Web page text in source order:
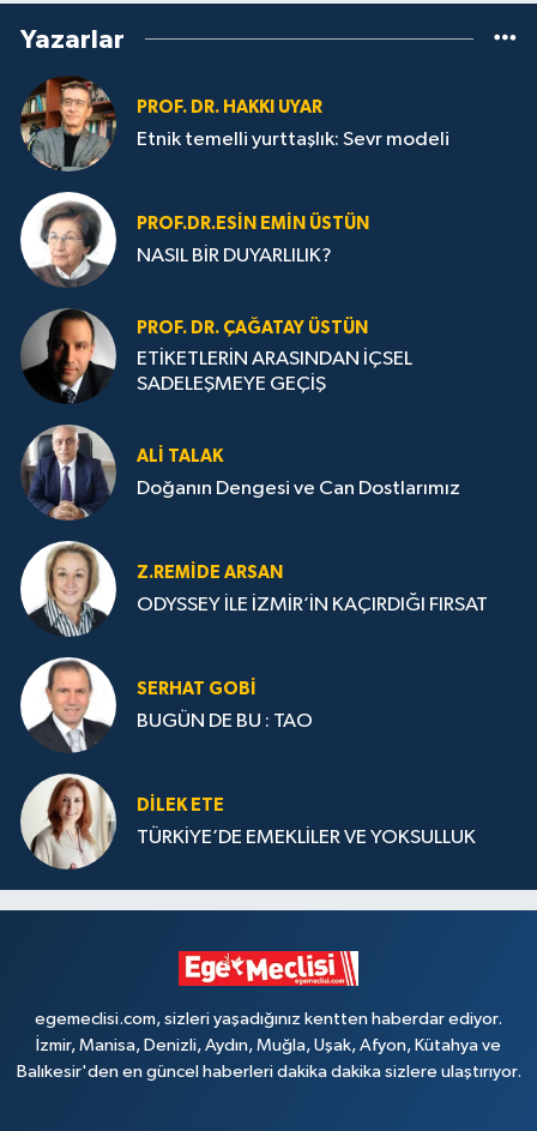
Yazarlar
PROF. DR. HAKKI UYAR
Etnik temelli yurttaşlık: Sevr modeli
PROF.DR.ESIN EMIN ÜSTÜN
NASIL BİR DUYARLILIK?
PROF. DR. ÇAĞATAY ÜSTÜN
ETİKETLERİN ARASINDAN İÇSEL
SADELEŞMEYE GEÇİŞ
ALI TALAK
Doğanın Dengesi ve Can Dostlarımız
Z.REMIDE ARSAN
ODYSSEY İLE İZMİR’İN KAÇIRDIĞI FIRSAT
SERHAT GOBİ
BUGÜN DE BU : TAO
DILEK ETE
TÜRKİYE’DE EMEKLİLER VE YOKSULLUK
egemeclisi.com, sizleri yaşadığınız kentten haberdar ediyor.
İzmir, Manisa, Denizli, Aydın, Muğla, Uşak, Afyon, Kütahya ve
Balıkesir'den en güncel haberleri dakika dakika sizlere ulaştırıyor.